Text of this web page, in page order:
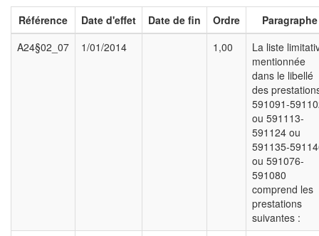
Référence
Date d'effet Date de fin Ordre
Paragraphe
A24§02_07
1/01/2014 1,00
La liste
mentionnée
dans le libellé
des
591091-
ou 591113-
591124 ou
591135-
ou 591076-
591080
comprend les
prestations
suivantes :